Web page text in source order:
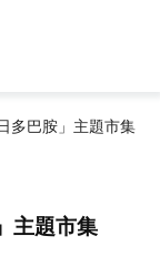
多巴胺」主題市集
主題市集